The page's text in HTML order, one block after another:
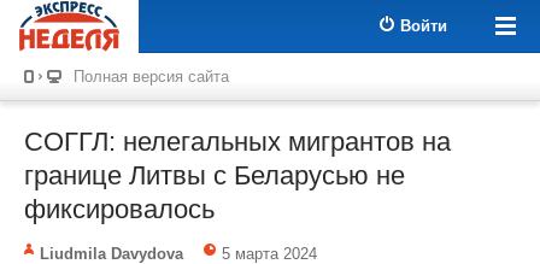
Войти
Полная версия сайта
СОГГЛ: нелегальных мигрантов на
границе Литвы с Беларусью не
фиксировалось
Liudmila Davydova 5 марта 2024